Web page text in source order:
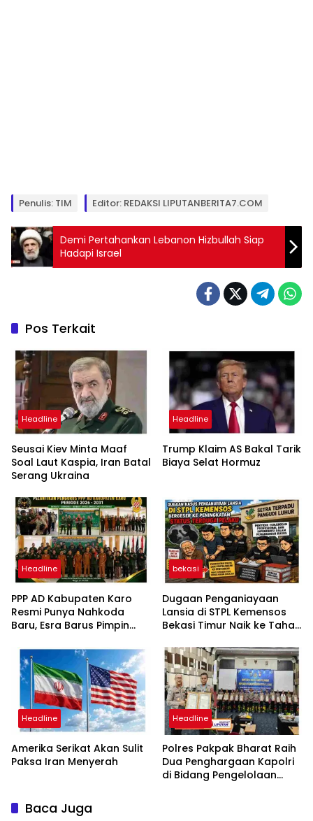
Penulis: TIM Editor: REDAKSI LIPUTANBERITA7.COM
Demi Pertahankan Lebanon Hizbullah Siap
Hadapi Israel
Pos Terkait
Headline
Seusai Kiev Minta Maaf
Soal Laut Kaspia, Iran Batal
Serang Ukraina
Headline
Trump Klaim AS Bakal Tarik
Biaya Selat Hormuz
Headline
PPP AD Kabupaten Karo
Resmi Punya Nahkoda
Baru, Esra Barus Pimpin
bekasi
Dugaan Penganiayaan
Lansia di STPL Kemensos
Bekasi Timur Naik ke Tahap
Minta Proses Transparan
dan Bebas Intervensi
Headline
Amerika Serikat Akan Sulit
Paksa Iran Menyerah
Headline
Polres Pakpak Bharat Raih
Dua Penghargaan Kapolri
di Bidang Pengelolaan
Baca Juga